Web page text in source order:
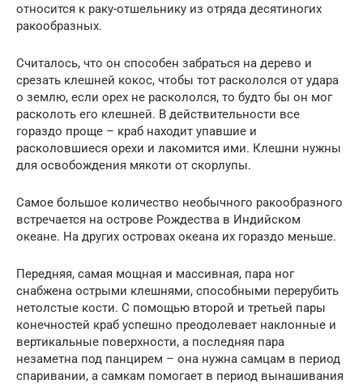
относится к раку-отшельнику из отряда десятиногих
ракообразных.
Считалось, что он способен забраться на дерево и
срезать клешней кокос, чтобы тот раскололся от удара
о землю, если орех не раскололся, то будто бы он мог
расколоть его клешней. В действительности все
гораздо проще – краб находит упавшие и
расколовшиеся орехи и лакомится ими. Клешни нужны
для освобождения мякоти от скорлупы.
Самое большое количество необычного ракообразного
встречается на острове Рождества в Индийском
океане. На других островах океана их гораздо меньше.
Передняя, самая мощная и массивная, пара ног
снабжена острыми клешнями, способными перерубить
нетолстые кости. С помощью второй и третьей пары
конечностей краб успешно преодолевает наклонные и
вертикальные поверхности, а последняя пара
незаметна под панцирем – она нужна самцам в период
спаривании, а самкам помогает в период вынашивания